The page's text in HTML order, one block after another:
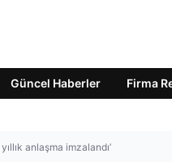
Güncel Haberler Firma
anlaşma imzalandı’